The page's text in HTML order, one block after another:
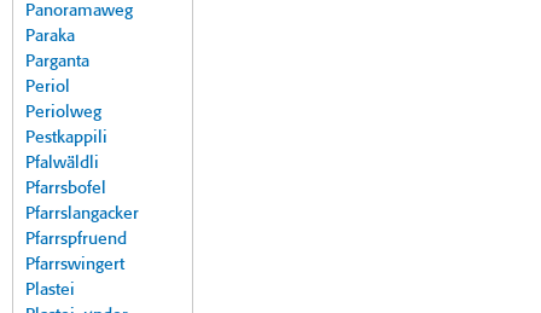
Panoramaweg
Paraka
Parganta
Periol
Periolweg
Pestkappili
Pfalwäldli
Pfarrsbofel
Pfarrslangacker
Pfarrspfruend
Pfarrswingert
Plastei